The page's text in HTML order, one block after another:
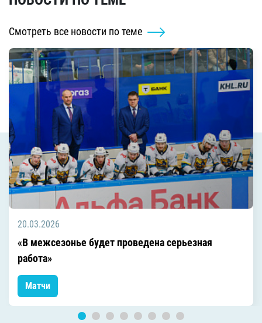
Смотреть все новости по теме
20.03.2026
«В межсезонье будет проведена серьезная
работа»
Матчи